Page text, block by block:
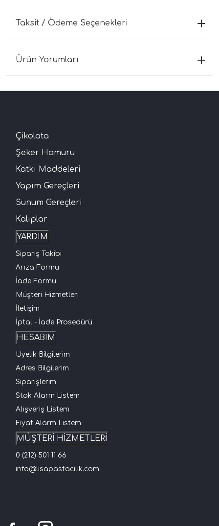
Taksit / Ödeme Seçenekleri
Ürün Yorumları
Çikolata
Şeker Hamuru
Katkı Maddeleri
Yapım Gereçleri
Sunum Gereçleri
Kalıplar
YARDIM
Sipariş Takibi
Arıza Formu
İade Formu
Müşteri Hizmetleri
İletişim
İptal - İade Prosedürü
HESABIM
Üyelik Bilgilerim
Adres Bilgilerim
Siparişlerim
Stok Alarm Listem
Alışveriş Listem
Fiyat Alarm Listem
MÜŞTERİ HİZMETLERİ
0 (212) 501 11 66
info@lisapastacilik.com